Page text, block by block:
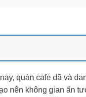
quán cafe đã và
nên không gian ấn